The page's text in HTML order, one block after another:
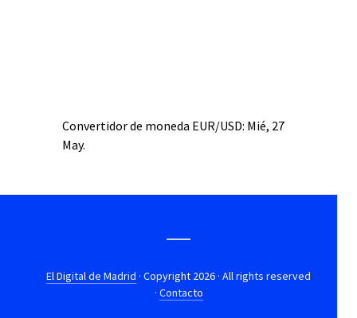
Convertidor de moneda EUR/USD: Mié, 27
May.
El Digital de Madrid · Copyright 2026 · All rights reserved
· Contacto